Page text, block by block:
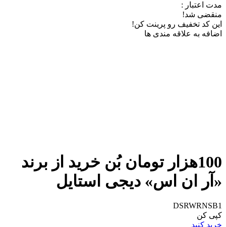
مدت اعتبار :
منقضی شد!
این کد تخفیف رو پرینت کن!
اضافه به علاقه مندی ها
100هزار تومان بُن خرید از برند
«آر ان اس» دیجی استایل
DSRWRNSB1
کپی کن
خرید کنید